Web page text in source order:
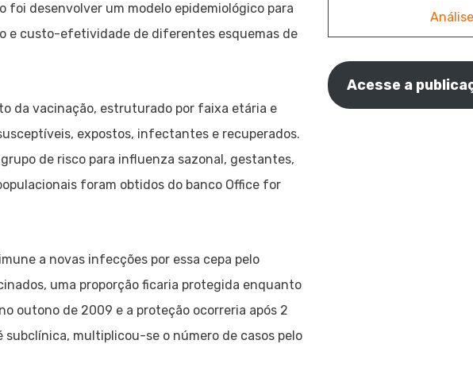
desenvolver um modelo epidemiológico para
e custo-efetividade de diferentes esquemas de
da vacinação, estruturado por faixa etária e
expostos, infectantes e recuperados.
de risco para influenza sazonal, gestantes,
foram obtidos do banco Office for
a novas infecções por essa cepa pelo
uma proporção ficaria protegida enquanto
outono de 2009 e a proteção ocorreria após 2
multiplicou-se o número de casos pelo
Acesse a